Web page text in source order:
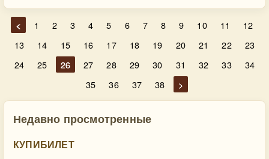
< 1 2 3 4 5 6 7 8 9 10 11
12
13
14 15 16 17 18 19 20 21 22
23
24
25 26 27 28 29 30 31 32 33
34
35
36 37 38 >
Недавно просмотренные
КУПИБИЛЕТ